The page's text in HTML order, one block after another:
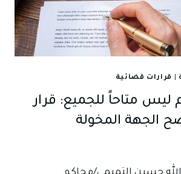
قرارات قضائية
ليس متاحاً للجميع: قرار
الجهة المخولة